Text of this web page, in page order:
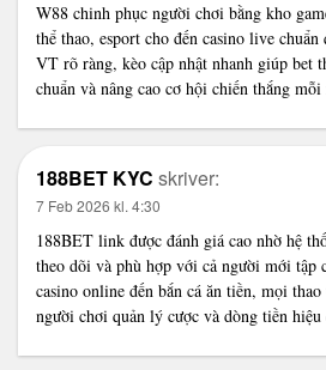
W88 chinh phục người chơi bằng kho
thể thao, esport cho đến casino live
VT rõ ràng, kèo cập nhật nhanh giúp bet
chuẩn và nâng cao cơ hội chiến thắng mỗi
188BET KYC skriver:
7 Feb 2026 kl. 4:30
188BET link được đánh giá cao nhờ hệ
theo dõi và phù hợp với cả người mới tập
casino online đến bắn cá ăn tiền, mọi
người chơi quản lý cược và dòng tiền hiệu